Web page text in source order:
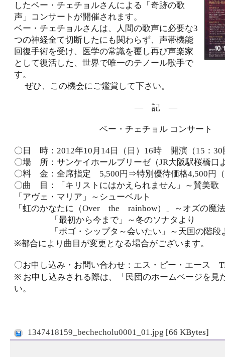
したベー・チェチョルさんによる「奇跡の歌
声」コンサートが開催されます。
ベー・チェチョルさんは、人間の歌声に必要な3
つの神経全て切断したにも関わらず、声帯機能
回復手術を受け、医学の常識を覆し再び声楽家
として復活した、世界で唯一のテノール歌手で
す。
ぜひ、この機会にご鑑賞して下さい。
― 記 ―
ベー・チェチョル コンサート
〇日 時：2012年10月14日（日）16時 開演（15：30
〇場 所：サンケイホールブリーゼ（JR大阪駅桜橋口
〇料 金：全席指定 5,500円⇒特別優待価格4,500円
〇曲 目：「キリストにはかえられません」～賛美歌
「アヴェ・マリア」～シューベルト
「虹のかなたに（Over the rainbow）」～オズの魔
「最初から今まで」～冬のソナタより
「ポゴ・シップタ～会いたい」～天国の階段
※都合により曲目が変更となる場合がございます。
〇お申し込み・お問い合わせ：エス・ピー・エース
※ お申し込みされる際は、「民団のホームページを見
い。
1347418159_bechecholu0001_01.jpg [66 KBytes]